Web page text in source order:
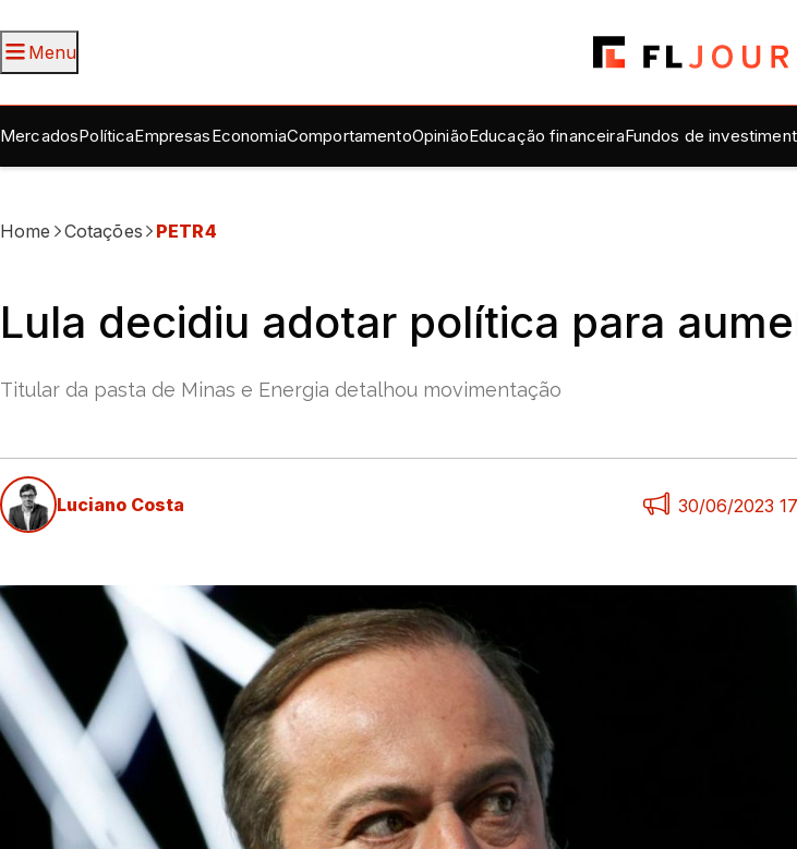
Menu
MercadosPolíticaEmpresasEconomiaComportamentoOpiniãoEducação financeiraFundos de
Home Cotações PETR4
Lula decidiu adotar política para
Titular da pasta de Minas e Energia detalhou movimentação
Luciano Costa 30/06/2023